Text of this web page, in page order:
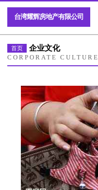
台湾耀辉房地产有限公司
首页 企业文化
CORPORATE CULTURE